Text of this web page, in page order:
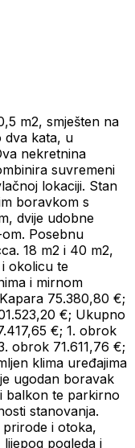
m2, smješten na
dva kata, u
nekretnina
suvremeni
lokaciji. Stan
boravkom s
dvije udobne
Posebnu
18 m2 i 40 m2,
okolicu te
i mirnom
75.380,80 €;
€; Ukupno
€; 1. obrok
obrok 71.611,76 €;
klima uređajima
ugodan boravak
balkon te parkirno
stanovanja.
i otoka,
pogleda i